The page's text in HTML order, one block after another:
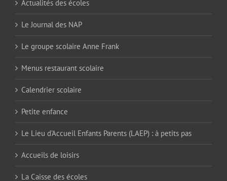
Actualités des écoles
Le Journal des NAP
Le groupe scolaire Anne Frank
Menus restaurant scolaire
Calendrier scolaire
Petite enfance
Le Lieu d’Accueil Enfants Parents (LAEP) : à petits pas
Accueils de loisirs
La Caisse des écoles